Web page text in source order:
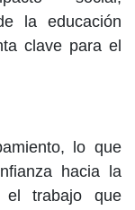
la educación
clave para el
lo que
hacia la
el trabajo que